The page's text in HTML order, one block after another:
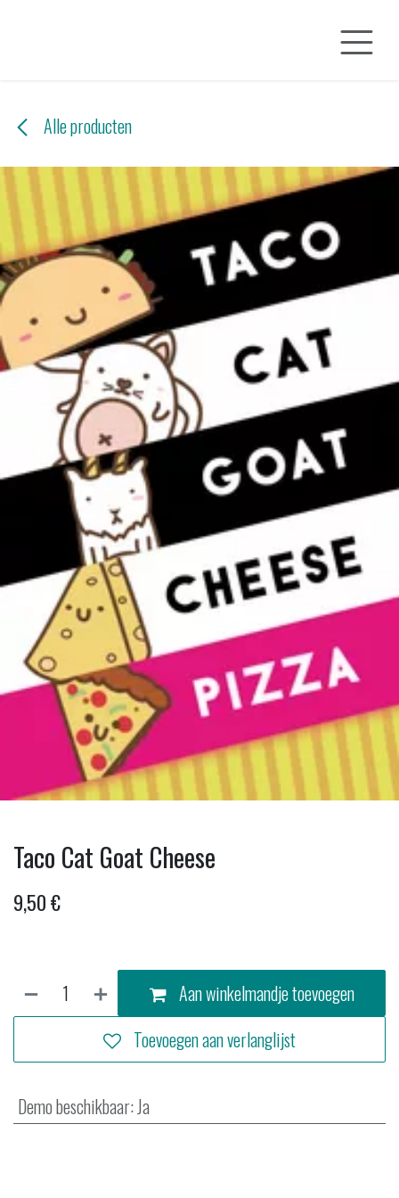
Alle producten
Taco Cat Goat Cheese
9,50€
Aan winkelmandje toevoegen
Toevoegen aan verlanglijst
Demo beschikbaar: Ja